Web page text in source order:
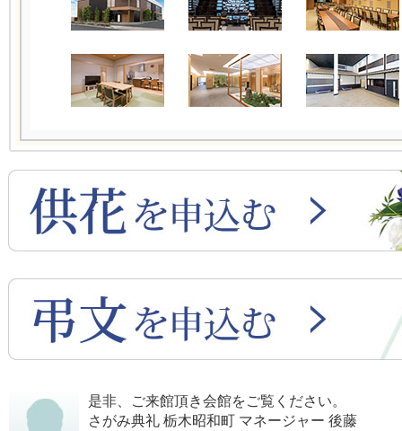
是非、ご来館頂き会館をご覧ください。
さがみ典礼 栃木昭和町 マネージャー 後藤